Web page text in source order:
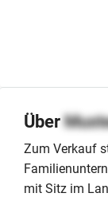
Über
Zum Verkauf
mit Sitz im